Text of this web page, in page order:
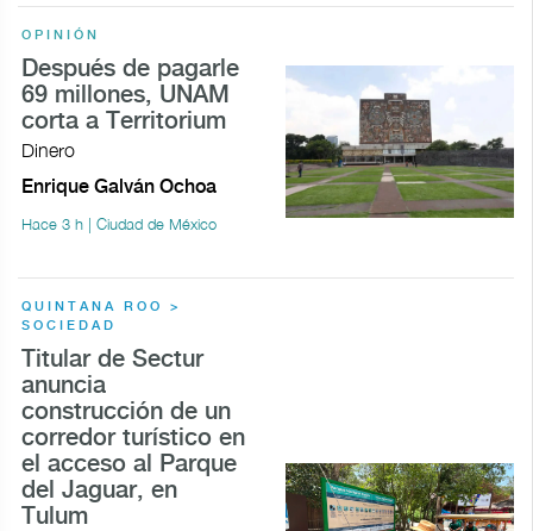
OPINIÓN
Después de pagarle
69 millones, UNAM
corta a Territorium
Dinero
Enrique Galván Ochoa
Hace 3 h | Ciudad de México
QUINTANA ROO >
SOCIEDAD
Titular de Sectur
anuncia
construcción de un
corredor turístico en
el acceso al Parque
del Jaguar, en
Tulum